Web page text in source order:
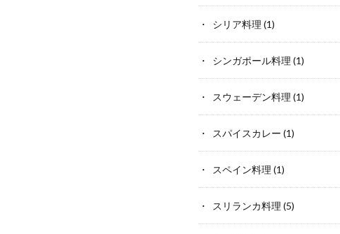
シリア料理 (1)
シンガポール料理 (1)
スウェーデン料理 (1)
スパイスカレー (1)
スペイン料理 (1)
スリランカ料理 (5)